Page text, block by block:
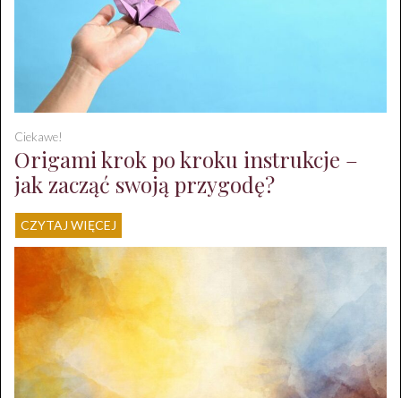
Origami krok po kroku instrukcje –
jak zacząć swoją przygodę?
Ciekawe!
CZYTAJ WIĘCEJ